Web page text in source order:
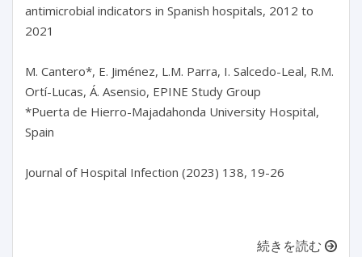
antimicrobial indicators in Spanish hospitals, 2012 to
2021
M. Cantero*, E. Jiménez, L.M. Parra, I. Salcedo-Leal, R.M.
Ortí-Lucas, Á. Asensio, EPINE Study Group
*Puerta de Hierro-Majadahonda University Hospital,
Spain
Journal of Hospital Infection (2023) 138, 19-26
続きを読む